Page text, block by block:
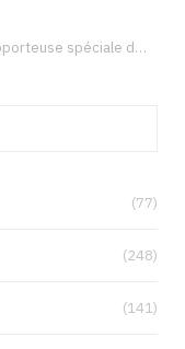
Francesca Albanese, rapporteuse spéciale de l’ONU sur les territoires palestiniens occupés, était à Tunis pour…
(77)
(248)
(141)